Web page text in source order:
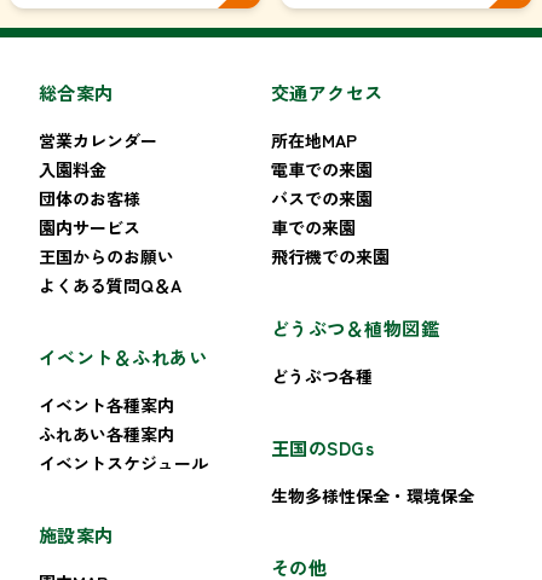
総合案内
営業カレンダー
入園料金
団体のお客様
園内サービス
王国からのお願い
よくある質問Q＆A
イベント＆ふれあい
イベント各種案内
ふれあい各種案内
イベントスケジュール
施設案内
交通アクセス
所在地MAP
電車での来園
バスでの来園
車での来園
飛行機での来園
どうぶつ＆植物図鑑
どうぶつ各種
王国のSDGs
生物多様性保全・環境保全
その他